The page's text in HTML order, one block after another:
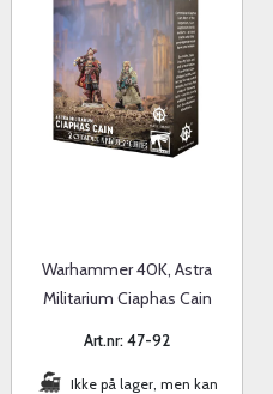
Warhammer 40K, Astra
Militarium Ciaphas Cain
Art.nr: 47-92
Ikke på lager, men kan